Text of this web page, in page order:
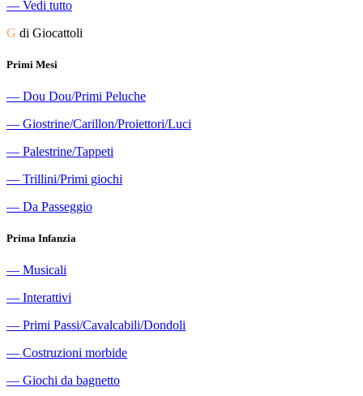
― Vedi tutto
G di Giocattoli
Primi Mesi
― Dou Dou/Primi Peluche
― Giostrine/Carillon/Proiettori/Luci
― Palestrine/Tappeti
― Trillini/Primi giochi
― Da Passeggio
Prima Infanzia
― Musicali
― Interattivi
― Primi Passi/Cavalcabili/Dondoli
― Costruzioni morbide
― Giochi da bagnetto